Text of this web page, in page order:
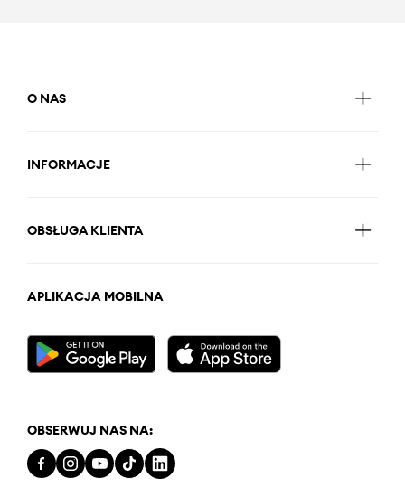
O NAS
INFORMACJE
OBSŁUGA KLIENTA
APLIKACJA MOBILNA
OBSERWUJ NAS NA: